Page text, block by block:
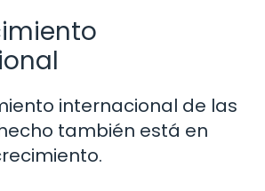
internacional de las
también está en